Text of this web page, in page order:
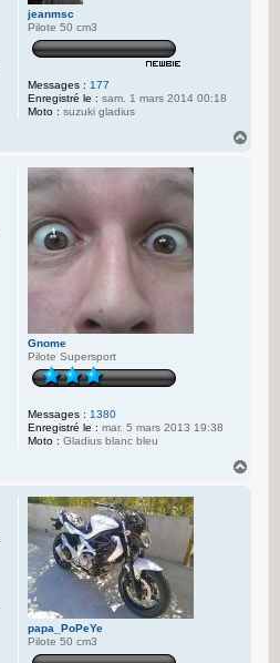
jeanmsc
Pilote 50 cm3
Messages : 177
Enregistré le : sam. 1 mars 2014 00:18
Moto : suzuki gladius
Gnome
Pilote Supersport
Messages : 1380
Enregistré le : mar. 5 mars 2013 19:38
Moto : Gladius blanc bleu
papa_PoPeYe
Pilote 50 cm3